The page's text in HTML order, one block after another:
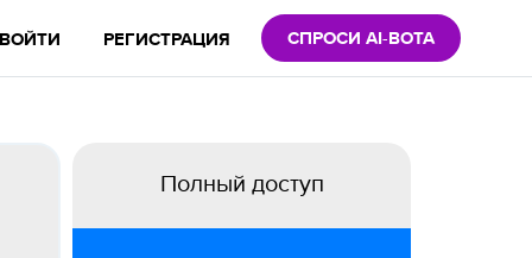
ВОЙТИ РЕГИСТРАЦИЯ СПРОСИ AI-BOTA
Полный доступ